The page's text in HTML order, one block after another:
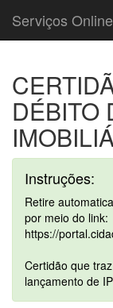
DÉBITO
Instruções:
Retire
por meio do link:
https://
Certidão que
lançamento de